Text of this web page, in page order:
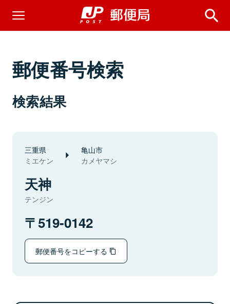
郵便番号検索
検索結果
三重県
ミエケン
亀山市
カメヤマシ
天神
テンジン
519-0142
郵便番号をコピーする